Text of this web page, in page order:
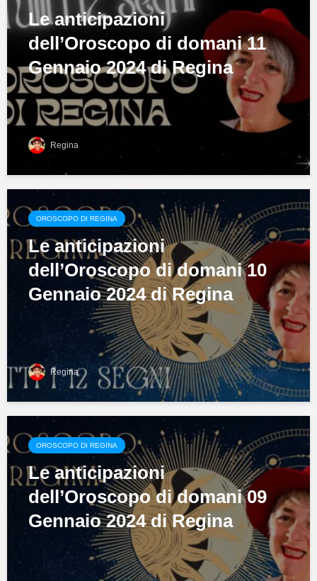
Le anticipazioni
dell’Oroscopo di domani 11
Gennaio 2024 di Regina
Regina
OROSCOPO DI REGINA
Le anticipazioni
dell’Oroscopo di domani 10
Gennaio 2024 di Regina
Regina
OROSCOPO DI REGINA
Le anticipazioni
dell’Oroscopo di domani 09
Gennaio 2024 di Regina